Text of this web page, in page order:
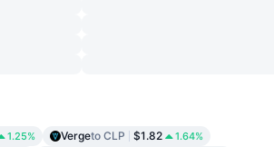
1.25% Vergeto CLP $1.82 1.64%